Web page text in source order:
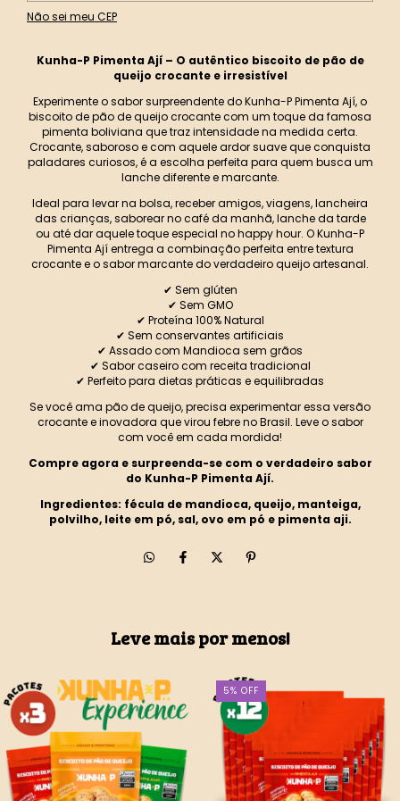
Não sei meu CEP
Kunha-P Pimenta Ají – O autêntico biscoito de pão de
queijo crocante e irresistível
Experimente o sabor surpreendente do Kunha-P Pimenta Ají, o
biscoito de pão de queijo crocante com um toque da famosa
pimenta boliviana que traz intensidade na medida certa.
Crocante, saboroso e com aquele ardor suave que conquista
paladares curiosos, é a escolha perfeita para quem busca um
lanche diferente e marcante.
Ideal para levar na bolsa, receber amigos, viagens, lancheira
das crianças, saborear no café da manhã, lanche da tarde
ou até dar aquele toque especial no happy hour. O Kunha-P
Pimenta Ají entrega a combinação perfeita entre textura
crocante e o sabor marcante do verdadeiro queijo artesanal.
✔ Sem glúten
✔ Sem GMO
✔ Proteína 100% Natural
✔ Sem conservantes artificiais
✔ Assado com Mandioca sem grãos
✔ Sabor caseiro com receita tradicional
✔ Perfeito para dietas práticas e equilibradas
Se você ama pão de queijo, precisa experimentar essa versão
crocante e inovadora que virou febre no Brasil. Leve o sabor
com você em cada mordida!
Compre agora e surpreenda-se com o verdadeiro sabor
do Kunha-P Pimenta Ají.
Ingredientes: fécula de mandioca, queijo, manteiga,
polvilho, leite em pó, sal, ovo em pó e pimenta aji.
Leve mais por menos!
5% OFF